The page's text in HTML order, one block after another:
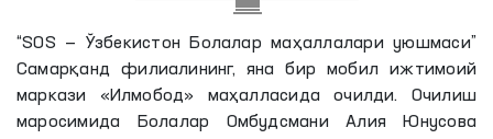
“SOS — Ўзбекистон Болалар маҳаллалари уюшмаси”
Самарқанд филиалининг, яна бир мобил ижтимоий
маркази «Илмобод» маҳалласида очилди. Очилиш
маросимида Болалар Омбудсмани Алия Юнусова